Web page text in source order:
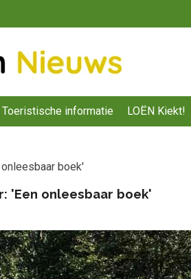
Toeristische informatie LOËN Kiekt!
boek'
'Een onleesbaar boek'